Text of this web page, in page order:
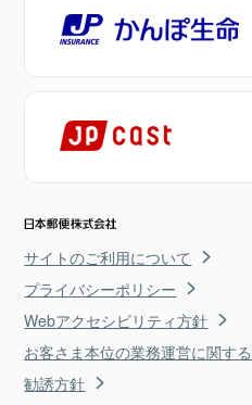
サイトのご利用について
プライバシーポリシー
Webアクセシビリティ方針
お客さま本位の業務運営に関す
勧誘方針